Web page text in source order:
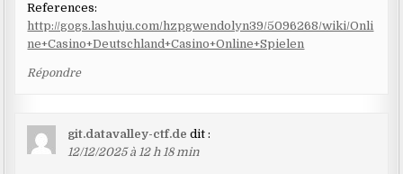
References:
http://gogs.lashuju.com/hzpgwendolyn39/5096268/wiki/Onli
ne+Casino+Deutschland+Casino+Online+Spielen
Répondre
git.datavalley-ctf.de dit :
12/12/2025 à 12 h 18 min